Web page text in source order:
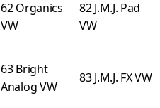
62 Organics
VW
82 J.M.J. Pad
VW
63 Bright
Analog VW
83 J.M.J. FX VW